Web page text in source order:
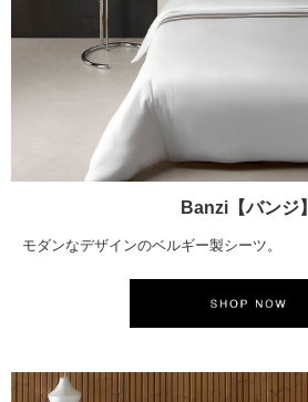
Banzi【バンジ】
モダンなデザインのベルギー製シーツ。